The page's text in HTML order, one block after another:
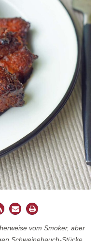
vom Smoker, aber